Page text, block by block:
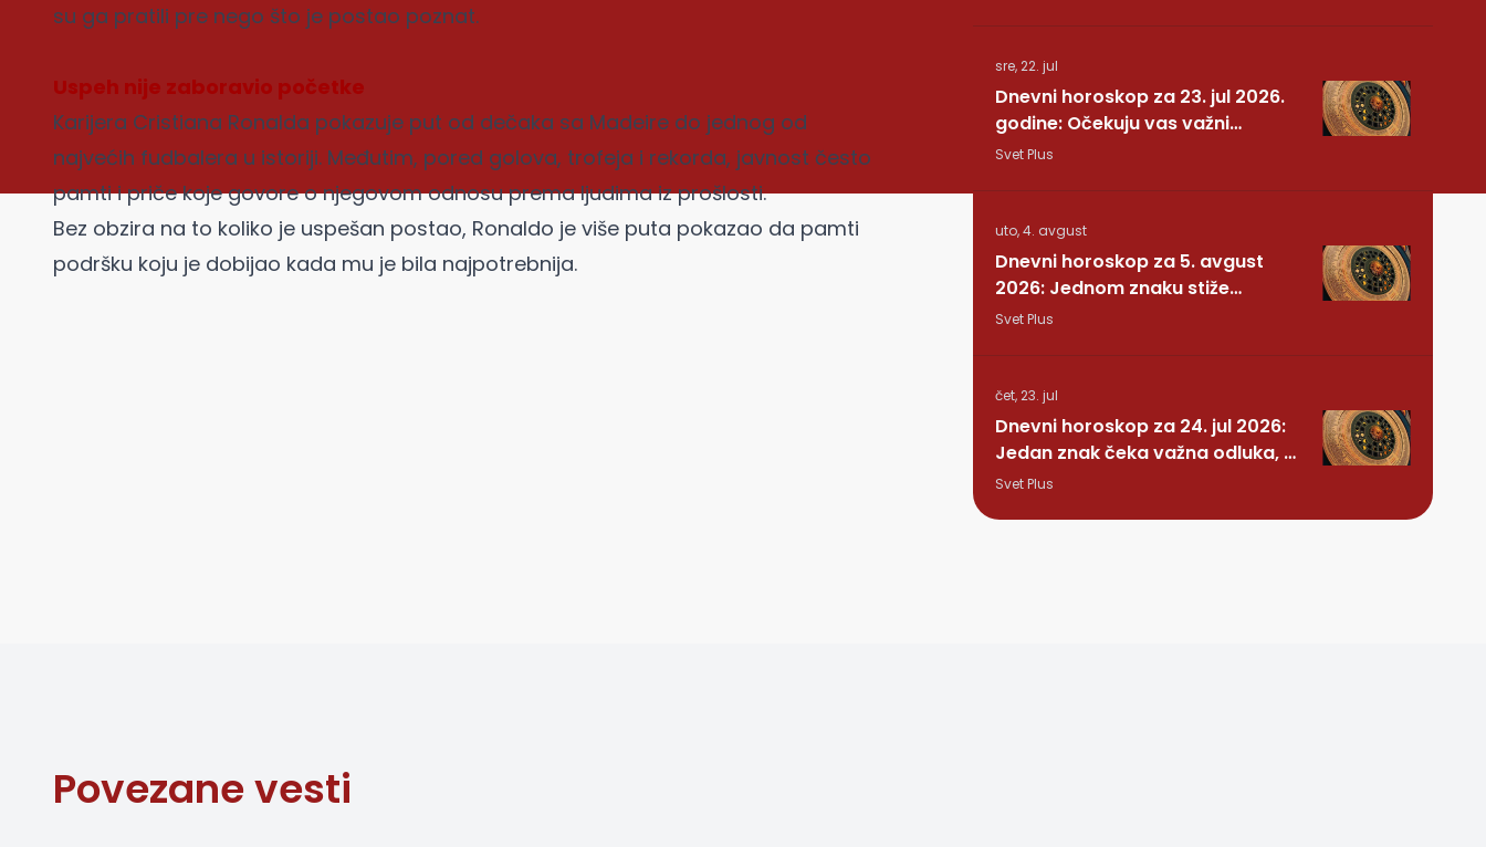
su ga pratili pre nego što je postao poznat.
Uspeh nije zaboravio početke
Karijera Cristiana Ronalda pokazuje put od dečaka sa Madeire do jednog od
najvećih fudbalera u istoriji. Međutim, pored golova, trofeja i rekorda, javnost često
pamti i priče koje govore o njegovom odnosu prema ljudima iz prošlosti.
Bez obzira na to koliko je uspešan postao, Ronaldo je više puta pokazao da pamti
podršku koju je dobijao kada mu je bila najpotrebnija.
sre, 22. jul
Dnevni horoskop za 23. jul 2026.
godine: Očekuju vas važni
preokreti!
Svet Plus
uto, 4. avgust
Dnevni horoskop za 5. avgust
2026: Jednom znaku stiže
potvrda koju je dugo čekao
Svet Plus
čet, 23. jul
Dnevni horoskop za 24. jul 2026:
Jedan znak čeka važna odluka, a
nekome stiže iznenađenje
Svet Plus
Povezane vesti